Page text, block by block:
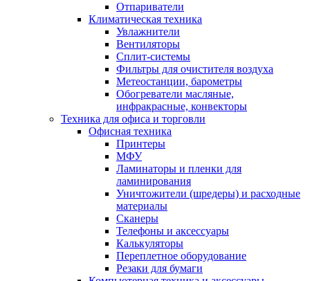
Отпариватели
Климатическая техника
Увлажнители
Вентиляторы
Сплит-системы
Фильтры для очистителя воздуха
Метеостанции, барометры
Обогреватели масляные,
инфракрасные, конвекторы
Техника для офиса и торговли
Офисная техника
Принтеры
МФУ
Ламинаторы и пленки для
ламинирования
Уничтожители (шредеры) и расходные
материалы
Сканеры
Телефоны и аксессуары
Калькуляторы
Переплетное оборудование
Резаки для бумаги